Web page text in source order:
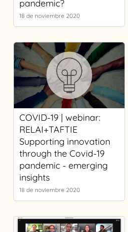
pandemic?
18 de noviembre 2020
COVID-19 | webinar:
RELAI+TAFTIE
Supporting innovation
through the Covid-19
pandemic - emerging
insights
18 de noviembre 2020